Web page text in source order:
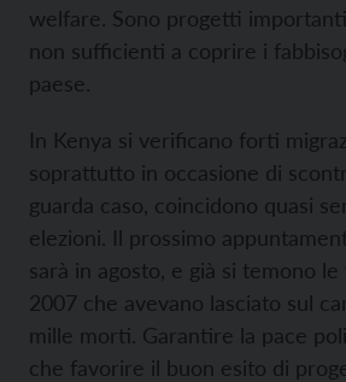
welfare. Sono progetti
non sufficienti a coprire i
paese.
In Kenya si verificano forti
soprattutto in occasione di
guarda caso, coincidono quasi
elezioni. Il prossimo
sarà in agosto, e già si temono
2007 che avevano lasciato sul
mille morti. Garantire la pace
che favorire il buon esito di